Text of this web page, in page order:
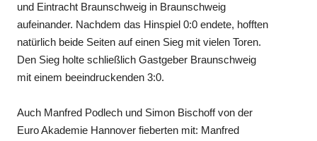
und Eintracht Braunschweig in Braunschweig
aufeinander. Nachdem das Hinspiel 0:0 endete, hofften
natürlich beide Seiten auf einen Sieg mit vielen Toren.
Den Sieg holte schließlich Gastgeber Braunschweig
mit einem beeindruckenden 3:0.
Auch Manfred Podlech und Simon Bischoff von der
Euro Akademie Hannover fieberten mit: Manfred